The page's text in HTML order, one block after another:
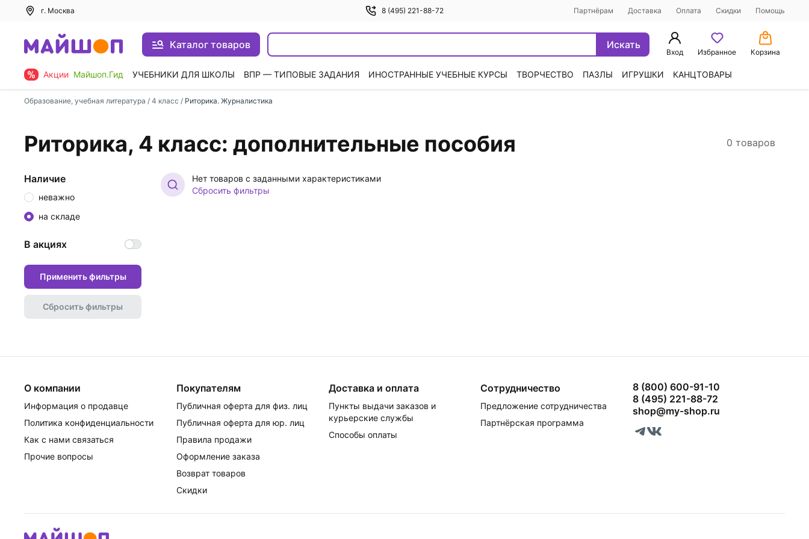
г. Москва 8 (495) 221-88-72 Партнёрам Доставка Оплата Скидки Помощь
Каталог товаров Искать
Вход Избранное Корзина
Акции Майшоп.Гид УЧЕБНИКИ ДЛЯ ШКОЛЫ ВПР — ТИПОВЫЕ ЗАДАНИЯ ИНОСТРАННЫЕ УЧЕБНЫЕ КУРСЫ ТВОРЧЕСТВО ПАЗЛЫ ИГРУШКИ КАНЦТОВАРЫ
Образование, учебная литература / 4 класс / Риторика. Журналистика
Риторика, 4 класс: дополнительные пособия 0 товаров
Нет товаров с заданными характеристиками
Сбросить фильтры
Наличие
неважно
на складе
В акциях
Применить фильтры
Сбросить фильтры
О компании
Информация о продавце
Политика конфиденциальности
Как с нами связаться
Прочие вопросы
Покупателям
Публичная оферта для физ. лиц
Публичная оферта для юр. лиц
Правила продажи
Оформление заказа
Возврат товаров
Скидки
Доставка и оплата
Пункты выдачи заказов и
курьерские службы
Способы оплаты
Сотрудничество
Предложение сотрудничества
Партнёрская программа
8 (800) 600-91-10
8 (495) 221-88-72
shop@my-shop.ru